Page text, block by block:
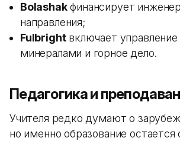
Bolashakфинансирует
направления;
Fulbrightвключает
минералами и горное дело.
Педагогика и
Учителя редко думают о
но именно образование